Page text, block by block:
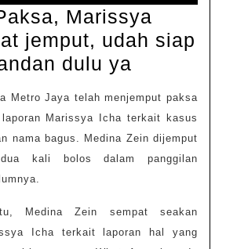
8,
2022
Marissya
jemput, udah siap
dulu ya
Marissya
Icha
:
jemput,
udah
Metro Jaya telah menjemput paksa
Marissya Icha terkait kasus
nama bagus. Medina Zein dijemput
kali bolos dalam panggilan
Medina Zein sempat seakan
Icha terkait laporan hal yang